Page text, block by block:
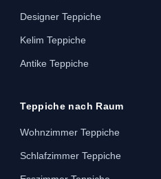
Designer Teppiche
Kelim Teppiche
Antike Teppiche
Teppiche nach Raum
Wohnzimmer Teppiche
Schlafzimmer Teppiche